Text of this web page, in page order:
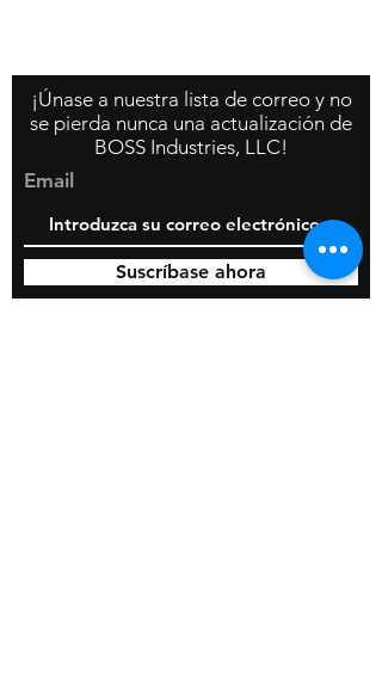
¡Únase a nuestra lista de correo y no
se pierda nunca una actualización de
BOSS Industries, LLC!
Email
Suscríbase ahora